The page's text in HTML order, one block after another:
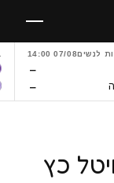
לנשים07/08 14:00
–
–
כץ